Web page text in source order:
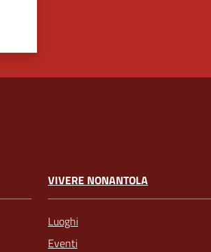
VIVERE NONANTOLA
Luoghi
Eventi